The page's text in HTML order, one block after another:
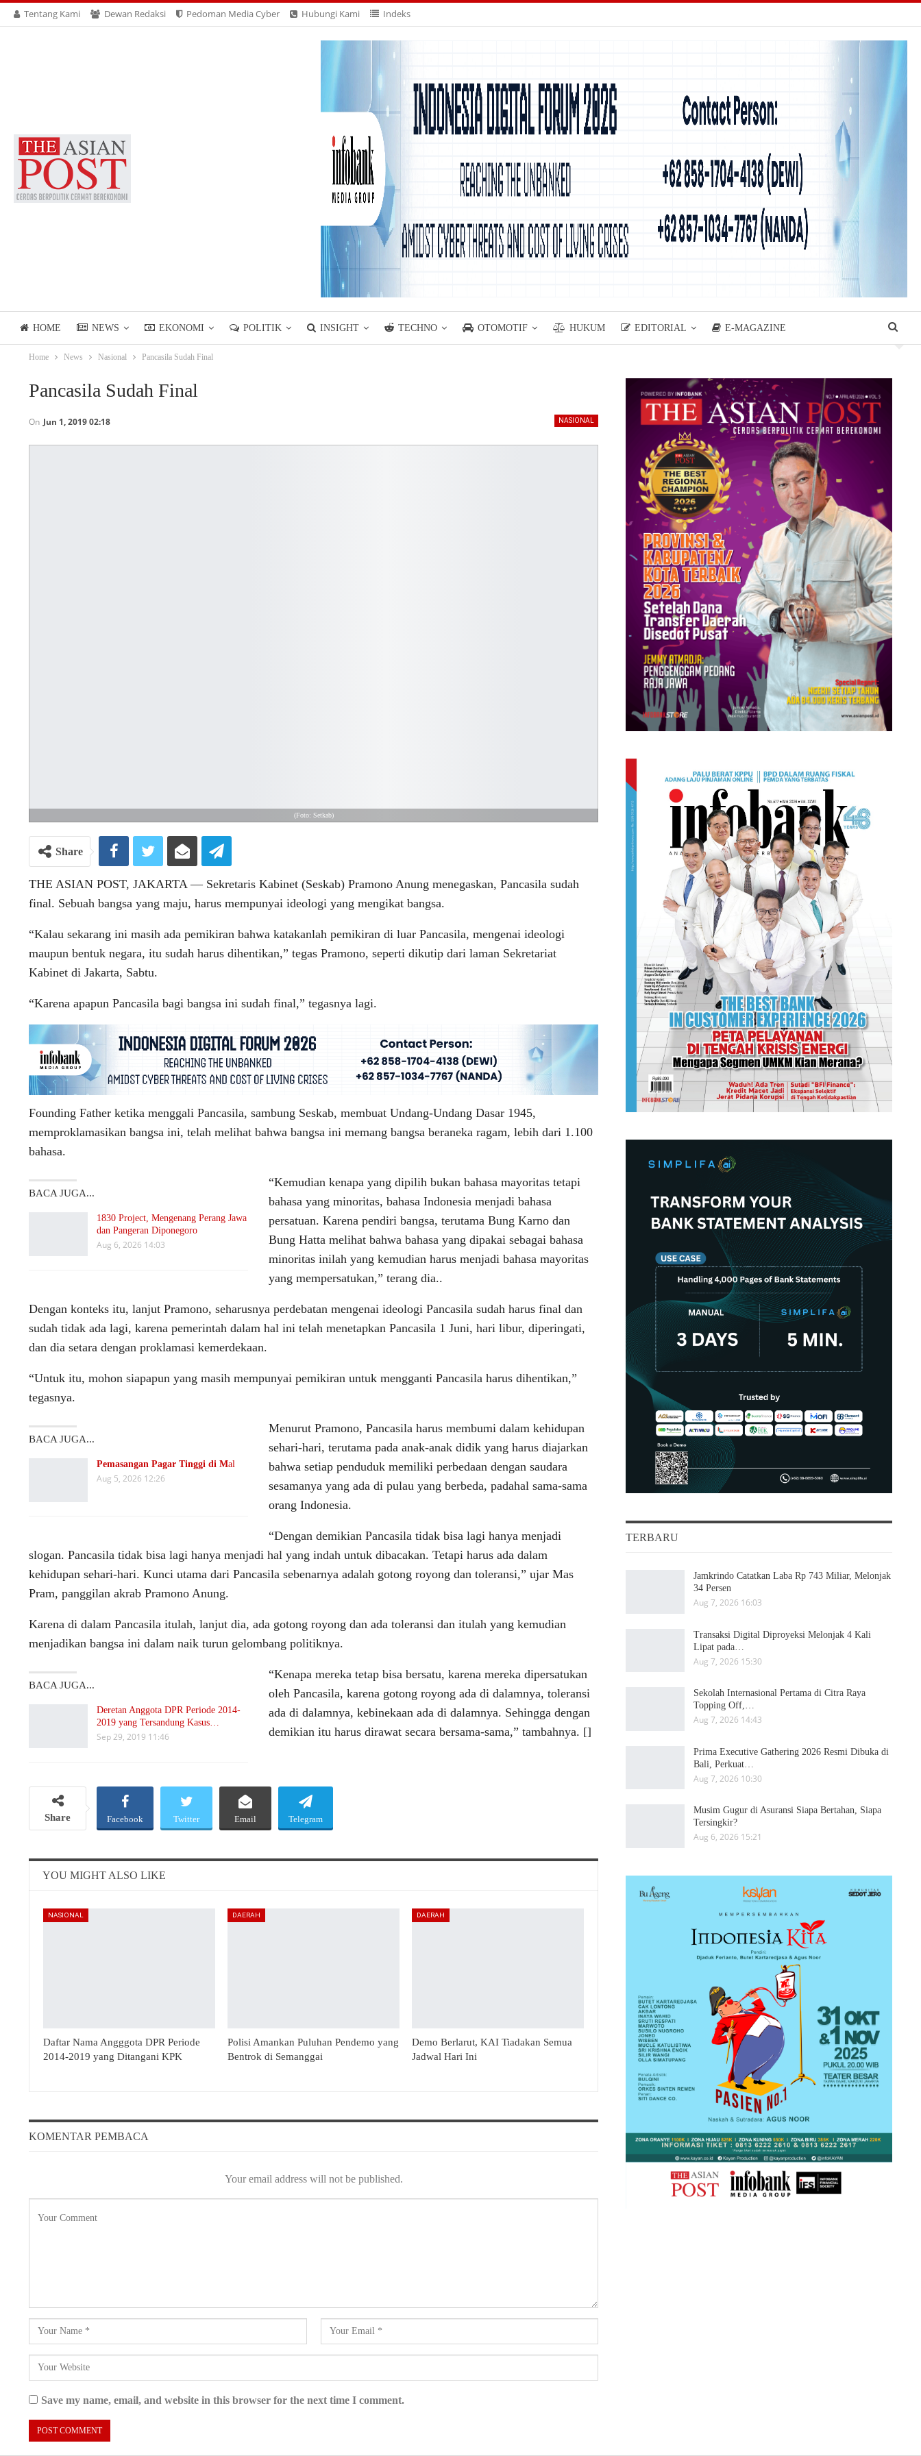
Tentang Kami Dewan Redaksi Pedoman Media Cyber Hubungi Kami Indeks
HOME NEWS EKONOMI POLITIK INSIGHT TECHNO OTOMOTIF HUKUM EDITORIAL E-MAGAZINE
LIFESTYLE ASIANPOSTTV
Home News Nasional Pancasila Sudah Final
Pancasila Sudah Final
NASIONAL
On Jun 1, 2019 02:18
(Foto: Setkab)
Share
THE ASIAN POST, JAKARTA ― Sekretaris Kabinet (Seskab) Pramono Anung menegaskan, Pancasila sudah
final. Sebuah bangsa yang maju, harus mempunyai ideologi yang mengikat bangsa.
“Kalau sekarang ini masih ada pemikiran bahwa katakanlah pemikiran di luar Pancasila, mengenai ideologi
maupun bentuk negara, itu sudah harus dihentikan,” tegas Pramono, seperti dikutip dari laman Sekretariat
Kabinet di Jakarta, Sabtu.
“Karena apapun Pancasila bagi bangsa ini sudah final,” tegasnya lagi.
Founding Father ketika menggali Pancasila, sambung Seskab, membuat Undang-Undang Dasar 1945,
memproklamasikan bangsa ini, telah melihat bahwa bangsa ini memang bangsa beraneka ragam, lebih dari 1.100
bahasa.
BACA JUGA...
1830 Project, Mengenang Perang Jawa
dan Pangeran Diponegoro
Aug 6, 2026 14:03
“Kemudian kenapa yang dipilih bukan bahasa mayoritas tetapi
bahasa yang minoritas, bahasa Indonesia menjadi bahasa
persatuan. Karena pendiri bangsa, terutama Bung Karno dan
Bung Hatta melihat bahwa bahasa yang dipakai sebagai bahasa
minoritas inilah yang kemudian harus menjadi bahasa mayoritas
yang mempersatukan,” terang dia..
Dengan konteks itu, lanjut Pramono, seharusnya perdebatan mengenai ideologi Pancasila sudah harus final dan
sudah tidak ada lagi, karena pemerintah dalam hal ini telah menetapkan Pancasila 1 Juni, hari libur, diperingati,
dan dia setara dengan proklamasi kemerdekaan.
“Untuk itu, mohon siapapun yang masih mempunyai pemikiran untuk mengganti Pancasila harus dihentikan,”
tegasnya.
BACA JUGA...
Pemasangan Pagar Tinggi di Mal
Aug 5, 2026 12:26
Menurut Pramono, Pancasila harus membumi dalam kehidupan
sehari-hari, terutama pada anak-anak didik yang harus diajarkan
bahwa setiap penduduk memiliki perbedaan dengan saudara
sesamanya yang ada di pulau yang berbeda, padahal sama-sama
orang Indonesia.
“Dengan demikian Pancasila tidak bisa lagi hanya menjadi
slogan. Pancasila tidak bisa lagi hanya menjadi hal yang indah untuk dibacakan. Tetapi harus ada dalam
kehidupan sehari-hari. Kunci utama dari Pancasila sebenarnya adalah gotong royong dan toleransi,” ujar Mas
Pram, panggilan akrab Pramono Anung.
Karena di dalam Pancasila itulah, lanjut dia, ada gotong royong dan ada toleransi dan itulah yang kemudian
menjadikan bangsa ini dalam naik turun gelombang politiknya.
BACA JUGA...
Deretan Anggota DPR Periode 2014-
2019 yang Tersandung Kasus…
Sep 29, 2019 11:46
“Kenapa mereka tetap bisa bersatu, karena mereka dipersatukan
oleh Pancasila, karena gotong royong ada di dalamnya, toleransi
ada di dalamnya, kebinekaan ada di dalamnya. Sehingga dengan
demikian itu harus dirawat secara bersama-sama,” tambahnya. []
Share Facebook Twitter Email Telegram
YOU MIGHT ALSO LIKE
NASIONAL
Daftar Nama Angggota DPR Periode
2014-2019 yang Ditangani KPK
DAERAH
Polisi Amankan Puluhan Pendemo yang
Bentrok di Semanggai
DAERAH
Demo Berlarut, KAI Tiadakan Semua
Jadwal Hari Ini
KOMENTAR PEMBACA
Your email address will not be published.
Save my name, email, and website in this browser for the next time I comment.
TERBARU
Jamkrindo Catatkan Laba Rp 743 Miliar, Melonjak
34 Persen
Aug 7, 2026 16:03
Transaksi Digital Diproyeksi Melonjak 4 Kali
Lipat pada…
Aug 7, 2026 15:30
Sekolah Internasional Pertama di Citra Raya
Topping Off,…
Aug 7, 2026 14:43
Prima Executive Gathering 2026 Resmi Dibuka di
Bali, Perkuat…
Aug 7, 2026 10:30
Musim Gugur di Asuransi Siapa Bertahan, Siapa
Tersingkir?
Aug 6, 2026 15:21